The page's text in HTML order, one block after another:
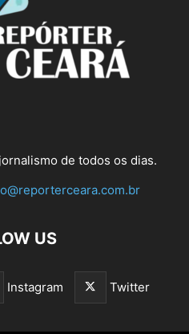
de todos os dias.
US
Instagram Twitter